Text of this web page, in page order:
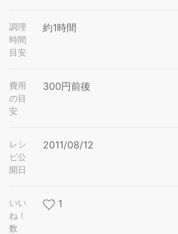
調理
時間
目安
約1時間
費用
の目
安
300円前後
レシ
ピ公
開日
2011/08/12
いい
ね！
数
1